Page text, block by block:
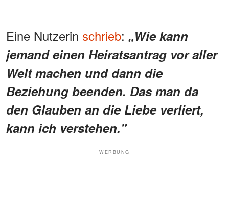
Eine Nutzerin schrieb: „Wie kann
jemand einen Heiratsantrag vor aller
Welt machen und dann die
Beziehung beenden. Das man da
den Glauben an die Liebe verliert,
kann ich verstehen."
WERBUNG